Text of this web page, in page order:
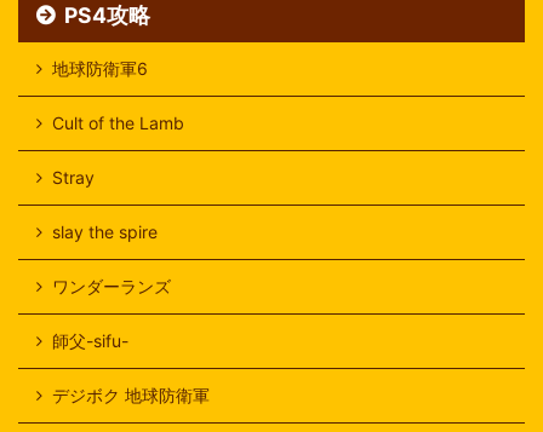
PS4攻略
地球防衛軍6
Cult of the Lamb
Stray
slay the spire
ワンダーランズ
師父-sifu-
デジボク 地球防衛軍